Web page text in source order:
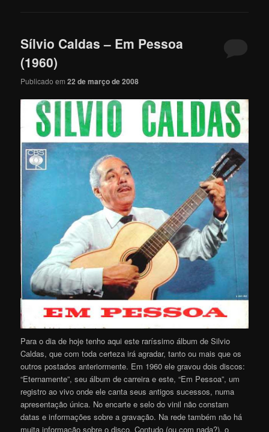
Sílvio Caldas – Em Pessoa
(1960)
Publicado em22 de março de 2008
Para o dia de hoje tenho aqui este raríssimo álbum de Silvio
Caldas, que com toda certeza irá agradar, tanto ou mais que os
outros postados anteriormente. Em 1960 ele gravou dois discos:
“Eternamente”, seu álbum de carreira e este, “Em Pessoa”, um
registro ao vivo onde ele canta seus antigos sucessos, numa
apresentação única. No encarte e selo do vinil não constam
datas e informações sobre a gravação. Na rede também não há
muita informação sobre o disco. Contudo (ou com nada?), o